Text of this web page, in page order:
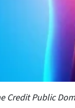
Credit Public